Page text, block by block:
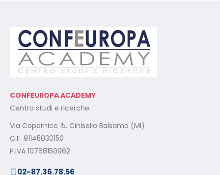
CONFEUROPA ACADEMY
Centro studi e ricerche
Via Copernico 15, Cinisello Balsamo (MI)
C.F. 91145030150
P.IVA 10768150962
02-87.36.78.56